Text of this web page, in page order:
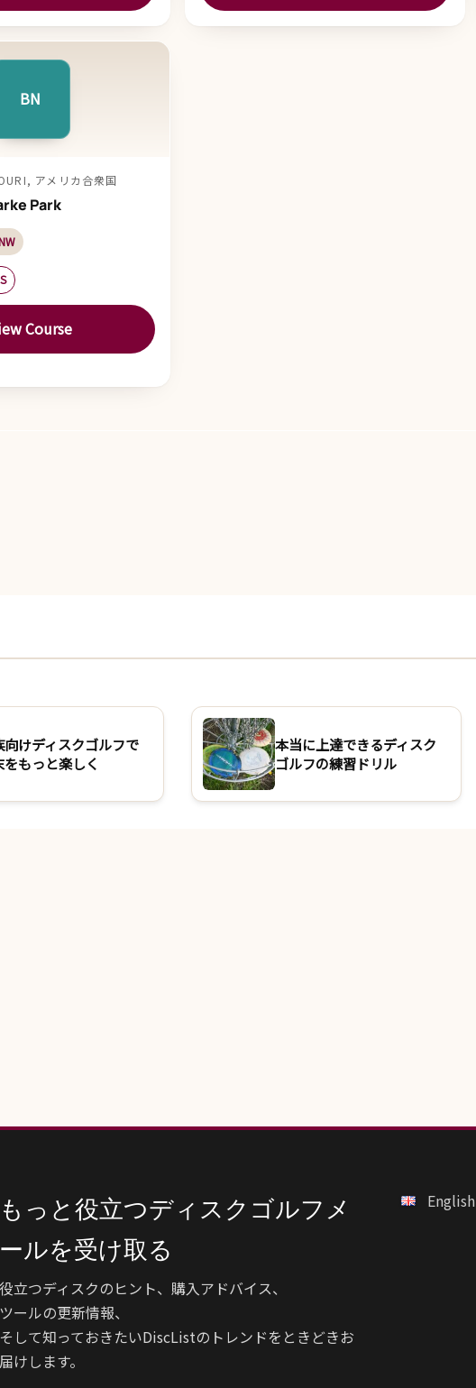
BN
アメリカ合衆国
Park
Course
向けディスクゴルフで
をもっと楽しく
本当に上達できるディスク
ゴルフの練習ドリル
っと役立つディスクゴルフメ
ルを受け取る
立つディスクのヒント、購入アドバイス、
ールの更新情報、
して知っておきたいDiscListのトレンドをときどきお
けします。
English